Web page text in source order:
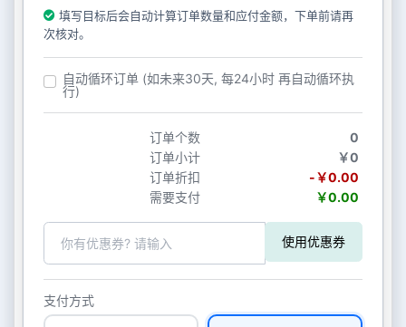
填写目标后会自动计算订单数量和应付金额，下单前请再
次核对。
自动循环订单 (如未来30天, 每24小时 再自动循环执
行)
订单个数
0
订单小计
￥0
订单折扣
-￥0.00
需要支付
￥0.00
使用优惠券
支付方式